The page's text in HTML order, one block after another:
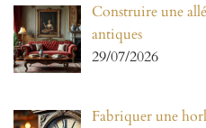
Construire une
antiques
29/07/2026
Fabriquer une